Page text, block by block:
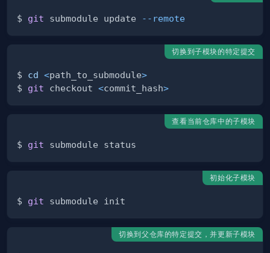
$ git submodule update --remote
切换到子模块的特定提交
$ cd <path_to_submodule>
$ git checkout <commit_hash>
查看当前仓库中的子模块
$ git
初始化子模块
$ git
切换到父仓库的特定提交，并更新子模块